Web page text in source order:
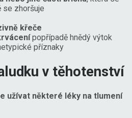
se zhoršuje
křeče
popřípadě hnědý výtok
příznaky
v těhotenství
užívat některé léky na tlumení